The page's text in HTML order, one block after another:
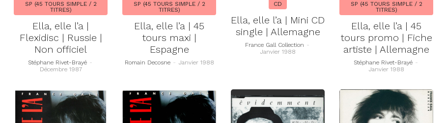
SP (45 TOURS SIMPLE / 2
TITRES)
Ella, elle l’a |
Flexidisc | Russie |
Non officiel
Stéphane Rivet-Brayé -
Décembre 1987
SP (45 TOURS SIMPLE / 2
TITRES)
Ella, elle l’a | 45
tours maxi |
Espagne
Romain Decosne - Janvier 1988
CD
Ella, elle l’a | Mini CD
single | Allemagne
France Gall Collection -
Janvier 1988
SP (45 TOURS SIMPLE / 2
TITRES)
Ella, elle l’a | 45
tours promo | Fiche
artiste | Allemagne
Stéphane Rivet-Brayé -
Janvier 1988